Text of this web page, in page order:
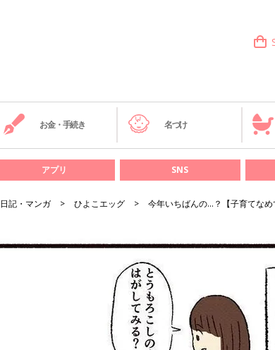
お金・手続き 名づけ
アプリ SNS
日記・マンガ ひよこエッグ 今年いちばんの…？【子育てなめ